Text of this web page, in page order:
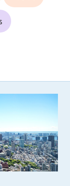
はできませ
用上の過誤、
有権を侵害す
を侵害する行
書き込む行為